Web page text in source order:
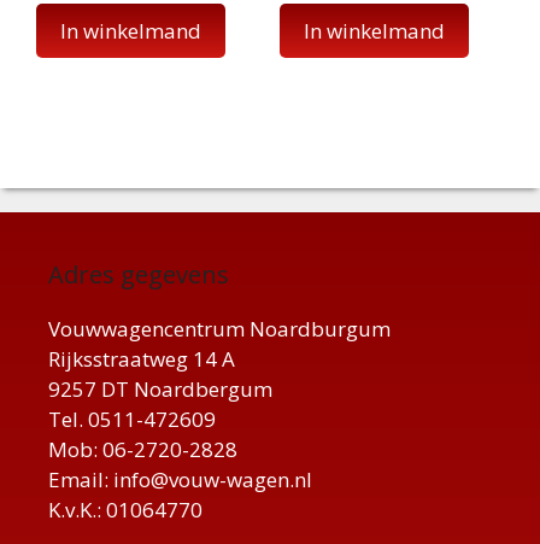
In winkelmand In winkelmand
Adres gegevens
Vouwwagencentrum Noardburgum
Rijksstraatweg 14 A
9257 DT Noardbergum
Tel. 0511-472609
Mob: 06-2720-2828
Email: info@vouw-wagen.nl
K.v.K.: 01064770